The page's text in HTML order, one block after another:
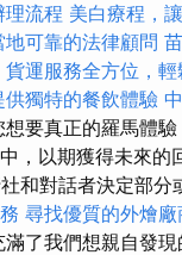
理流程 美白療程，
可靠的法律顧問
貨運服務全方位，
供獨特的餐飲體驗
想要真正的羅馬體
，以期獲得未來的
和對話者決定部分
尋找優質的外燴
了我們想親自發